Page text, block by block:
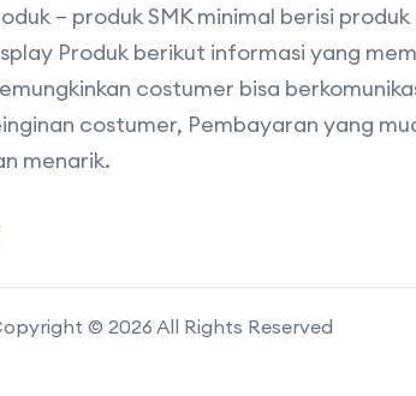
– produk SMK minimal berisi
Produk berikut informasi yang
costumer bisa
costumer, Pembayaran yang
menarik.
© 2026 All Rights Reserved